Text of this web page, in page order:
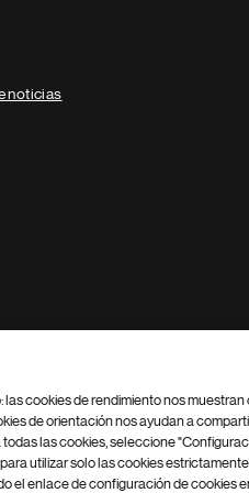
noticias
Configuración de cookies
cookies de rendimiento nos muestran
de orientación nos ayudan a
las cookies, seleccione
utilizar solo las cookies
el enlace de configuración de cookies